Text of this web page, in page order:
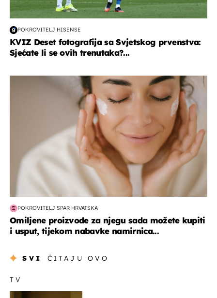
POKROVITELJ HISENSE
KVIZ Deset fotografija sa Svjetskog prvenstva:
Sjećate li se ovih trenutaka?...
moda & ljepota
POKROVITELJ SPAR HRVATSKA
Omiljene proizvode za njegu sada možete kupiti
i usput, tijekom nabavke namirnica...
SVI ČITAJU OVO
TV